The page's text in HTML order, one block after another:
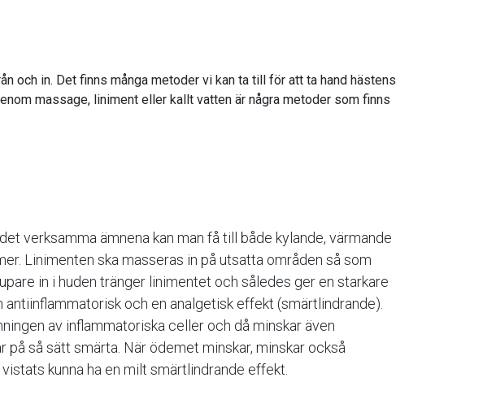
och in. Det finns många metoder vi kan ta till för att ta hand hästens
massage, liniment eller kallt vatten är några metoder som finns
verksamma ämnena kan man få till både kylande, värmande
Linimenten ska masseras in på utsatta områden så som
in i huden tränger linimentet och således ger en starkare
och en analgetisk effekt (smärtlindrande).
av inflammatoriska celler och då minskar även
så sätt smärta. När ödemet minskar, minskar också
kunna ha en milt smärtlindrande effekt.